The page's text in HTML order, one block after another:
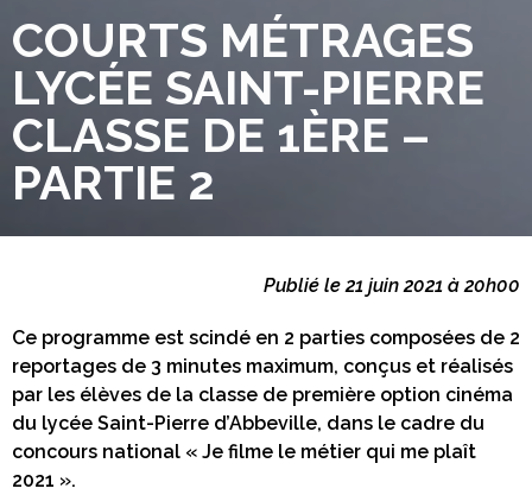
COURTS MÉTRAGES
LYCÉE SAINT-PIERRE
CLASSE DE 1ÈRE –
PARTIE 2
Publié le 21 juin 2021 à 20h00
Ce programme est scindé en 2 parties composées de 2
reportages de 3 minutes maximum, conçus et réalisés
par les élèves de la classe de première option cinéma
du lycée Saint-Pierre d’Abbeville, dans le cadre du
concours national « Je filme le métier qui me plaît
2021 ».